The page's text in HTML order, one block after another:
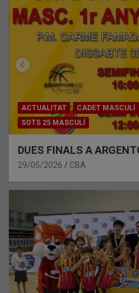
ACTUALITAT CADET MASCULÍ
SOTS 25 MASCULÍ
DUES FINALS A
29/05/2026 CBA